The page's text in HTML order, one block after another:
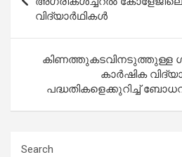
വിദ്യാർഥികൾ
കിണത്തുകടവിനടുത്തുള്ള
കാർഷിക
പദ്ധതികളെക്കുറിച്ച്
Search